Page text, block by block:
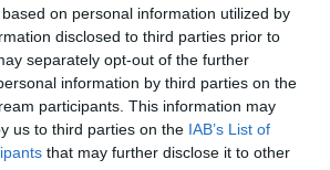
on personal information utilized by
disclosed to third parties prior to
separately opt-out of the further
information by third parties on the
participants. This information may
us to third parties on the IAB’s List of
that may further disclose it to other
And Falls Off After The First